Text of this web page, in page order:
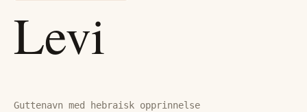
Levi
Guttenavn med hebraisk opprinnelse